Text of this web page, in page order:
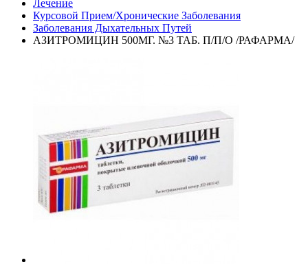
Лечение
Курсовой Прием/Хронические Заболевания
Заболевания Дыхательных Путей
АЗИТРОМИЦИН 500МГ. №3 ТАБ. П/П/О /РАФАРМА/